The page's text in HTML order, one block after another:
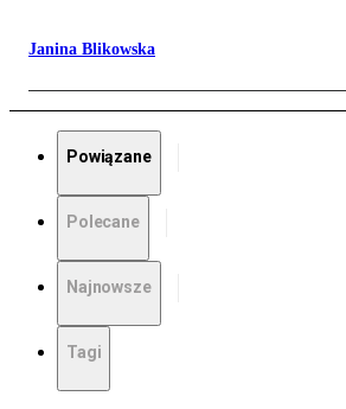
Janina Blikowska
Powiązane
Polecane
Najnowsze
Tagi